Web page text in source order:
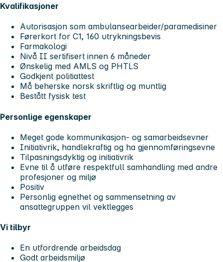
Kvalifikasjoner
Autorisasjon som ambulansearbeider/paramedisiner
Førerkort for C1, 160 utrykningsbevis
Farmakologi
Nivå II sertifisert innen 6 måneder
Ønskelig med AMLS og PHTLS
Godkjent politiattest
Må beherske norsk skriftlig og muntlig
Bestått fysisk test
Personlige egenskaper
Meget gode kommunikasjon- og samarbeidsevner
Initiativrik, handlekraftig og ha gjennomføringsevne
Tilpasningsdyktig og initiativrik
Evne til å utføre respektfull samhandling med andre
profesjoner og miljø
Positiv
Personlig egnethet og sammensetning av
ansattegruppen vil vektlegges
Vi tilbyr
En utfordrende arbeidsdag
Godt arbeidsmiljø